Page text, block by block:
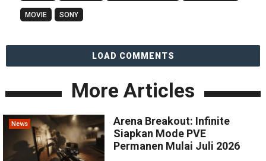
MOVIE SONY
LOAD COMMENTS
More Articles
News
Arena Breakout: Infinite
Siapkan Mode PVE
Permanen Mulai Juli 2026